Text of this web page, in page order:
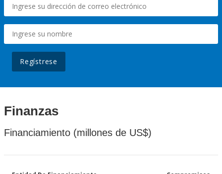
Regístrese
Finanzas
Financiamiento (millones de US$)